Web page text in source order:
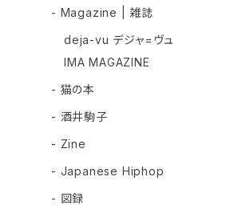
- Magazine | 雑誌
deja-vu デジャ=ヴュ
IMA MAGAZINE
- 猫の本
- 酒井駒子
- Zine
- Japanese Hiphop
- 図録